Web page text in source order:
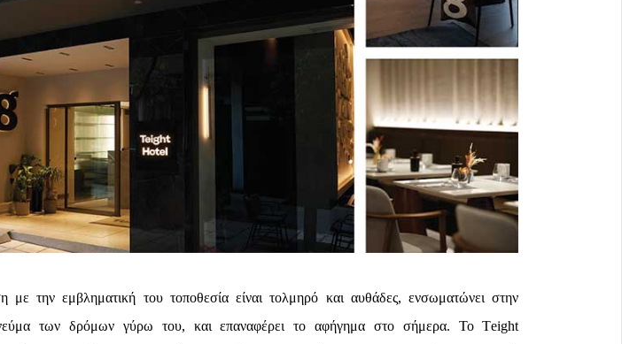
την εμβληματική του τοποθεσία είναι τολμηρό και αυθάδες, ενσωματώνει στην
των δρόμων γύρω του, και επαναφέρει το αφήγημα στο σήμερα. To Τeight